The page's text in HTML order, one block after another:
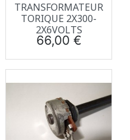
TRANSFORMATEUR
TORIQUE 2X300-
2X6VOLTS
Prix
66,00 €